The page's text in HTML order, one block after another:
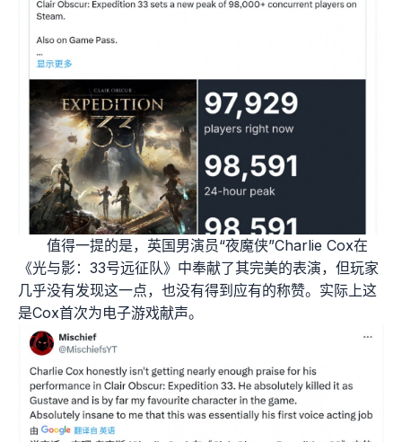
值得一提的是，英国男演员“夜魔侠”Charlie Cox在
《光与影：33号远征队》中奉献了其完美的表演，但玩家
几乎没有发现这一点，也没有得到应有的称赞。实际上这
是Cox首次为电子游戏献声。